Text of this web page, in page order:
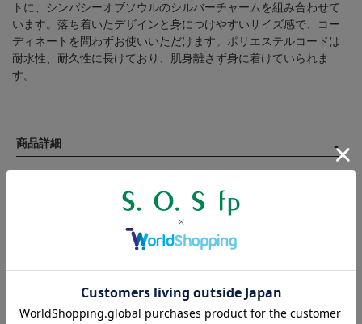
トに、シンパシーオブソウルのシルバーチャームを組み合わせて
います。落ち着いたデザインと身につけやすいサイズ感で、コー
ディネートを問わずお使いいただけます。ポリエステルコードは
耐水性、耐久性に長けており、肌身離さず身に着けていられま
す。
商品詳細
コード 幅：約4.9mm
チャーム 幅：約8.6mm / 高さ：約13.4mm（バチカンを除